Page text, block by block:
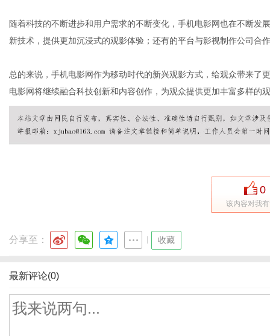
随着科技的不断进步和用户需求的不断变化，手机电影网也在不断发
新技术，提供更加沉浸式的观影体验；还有的平台与影视制作公司合
总的来说，手机电影网作为移动时代的新兴观影方式，给观众带来了
电影网将继续融合科技创新和内容创作，为观众提供更加丰富多样的
0
该内容对我
分享至： 收藏
最新评论(0)